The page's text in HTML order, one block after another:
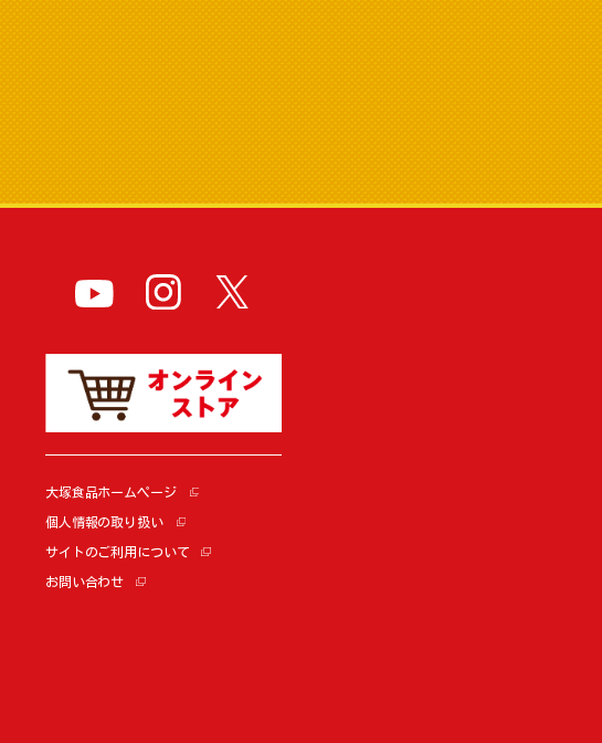
大塚食品ホームページ
個人情報の取り扱い
サイトのご利用について
お問い合わせ